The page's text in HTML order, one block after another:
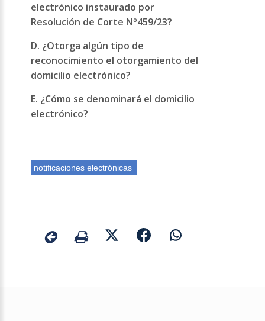
electrónico instaurado por
Resolución de Corte Nº459/23?
D. ¿Otorga algún tipo de
reconocimiento el otorgamiento del
domicilio electrónico?
E. ¿Cómo se denominará el domicilio
electrónico?